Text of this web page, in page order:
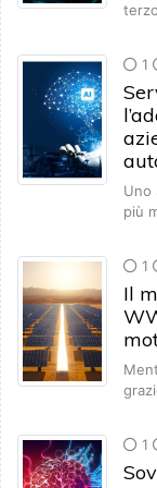
1
Uno
più
1
Il
1